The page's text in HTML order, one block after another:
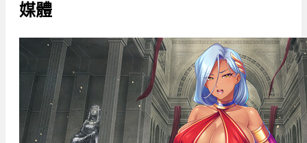
媒體